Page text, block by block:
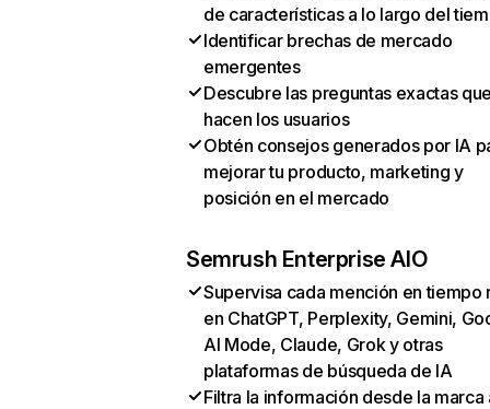
de características a lo largo del
Identificar brechas de mercado
emergentes
Descubre las preguntas exactas
hacen los usuarios
Obtén consejos generados por IA
mejorar tu producto, marketing y
posición en el mercado
Semrush Enterprise AIO
Supervisa cada mención en tiempo
en ChatGPT, Perplexity, Gemini,
AI Mode, Claude, Grok y otras
plataformas de búsqueda de IA
Filtra la información desde la marca